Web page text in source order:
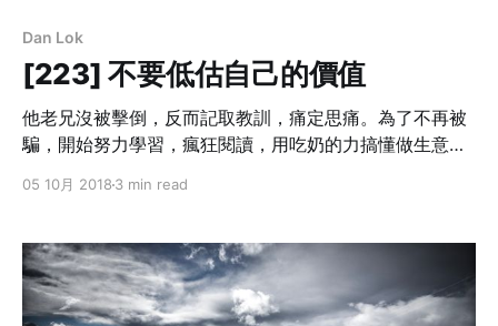
Dan Lok
[223] 不要低估自己的價值
他老兄沒被擊倒，反而記取教訓，痛定思痛。為了不再被
騙，開始努力學習，瘋狂閱讀，用吃奶的力搞懂做生意的
05 10月 2018 3 min read